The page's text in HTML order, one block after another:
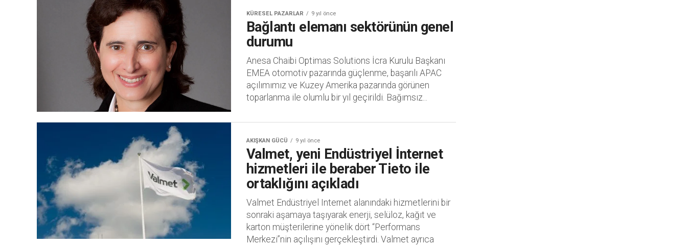
KÜRESEL PAZARLAR 9 yıl önce
Bağlantı elemanı sektörünün genel
durumu
Anesa Chaibi Optimas Solutions İcra Kurulu Başkanı
EMEA otomotiv pazarında güçlenme, başarılı APAC
açılımımız ve Kuzey Amerika pazarında görünen
toparlanma ile olumlu bir yıl geçirildi. Bağımsız...
AKIŞKAN GÜCÜ 9 yıl önce
Valmet, yeni Endüstriyel İnternet
hizmetleri ile beraber Tieto ile
ortaklığını açıkladı
Valmet Endüstriyel Internet alanındaki hizmetlerini bir
sonraki aşamaya taşıyarak enerji, selüloz, kağıt ve
karton müşterilerine yönelik dört “Performans
Merkezi”nin açılışını gerçekleştirdi. Valmet ayrıca